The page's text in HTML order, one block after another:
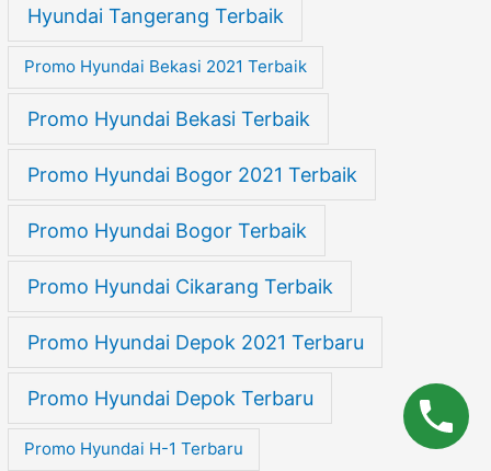
Hyundai Tangerang Terbaik
Promo Hyundai Bekasi 2021 Terbaik
Promo Hyundai Bekasi Terbaik
Promo Hyundai Bogor 2021 Terbaik
Promo Hyundai Bogor Terbaik
Promo Hyundai Cikarang Terbaik
Promo Hyundai Depok 2021 Terbaru
Promo Hyundai Depok Terbaru
Promo Hyundai H-1 Terbaru